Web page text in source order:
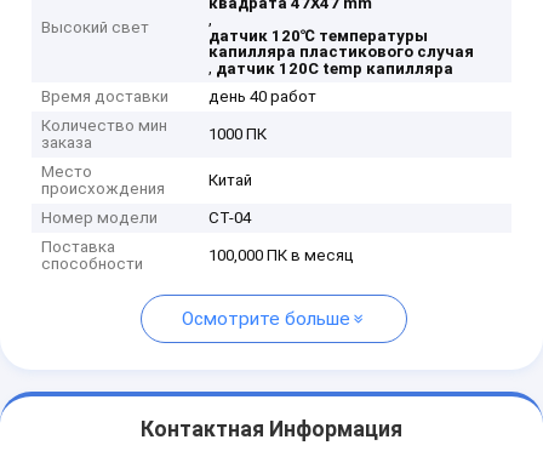
Высокий свет
,
датчик 120℃ температуры
капилляра пластикового случая
, датчик 120C temp капилляра
Время доставки
день 40 работ
Количество мин
заказа
1000 ПК
Место
происхождения
Китай
Номер модели
CT-04
Поставка
способности
100,000 ПК в месяц
Осмотрите больше
Контактная Информация